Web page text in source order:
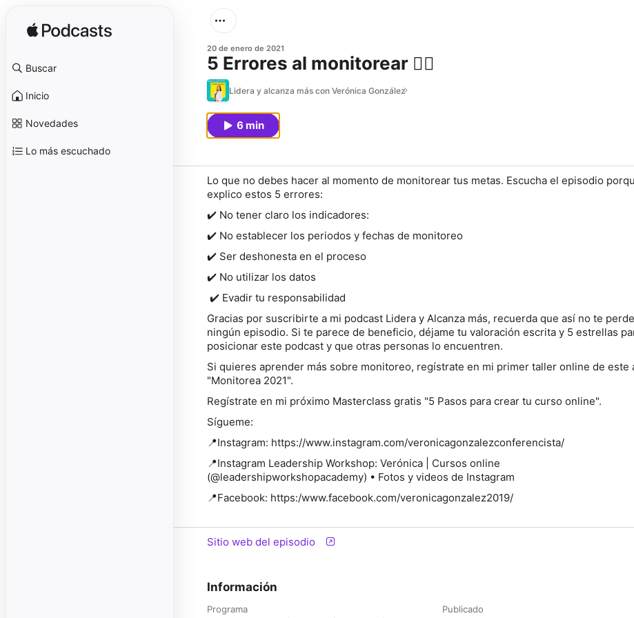
Buscar
Inicio
Novedades
Lo más escuchado
20 de enero de 2021
5 Errores al monitorear 🙅‍♀️
Lidera y alcanza más con Verónica González
6 min
Lo que no debes hacer al momento de monitorear tus metas. Escucha el episodio
explico estos 5 errores:
✔️ No tener claro los indicadores:
✔️ No establecer los periodos y fechas de monitoreo
✔️ Ser deshonesta en el proceso
✔️ No utilizar los datos
✔️ Evadir tu responsabilidad
Gracias por suscribirte a mi podcast Lidera y Alcanza más, recuerda que así no te
ningún episodio. Si te parece de beneficio, déjame tu valoración escrita y 5 estrellas
posicionar este podcast y que otras personas lo encuentren.
Si quieres aprender más sobre monitoreo, regístrate en mi primer taller online de este
"Monitorea 2021".
Regístrate en mi próximo Masterclass gratis "5 Pasos para crear tu curso online".
Sígueme:
📍Instagram: https://www.instagram.com/veronicagonzalezconferencista/
📍Instagram Leadership Workshop: Verónica | Cursos online
(@leadershipworkshopacademy) • Fotos y videos de Instagram
📍Facebook: https:/www.facebook.com/veronicagonzalez2019/
Sitio web del episodio
Información
Programa
Publicado